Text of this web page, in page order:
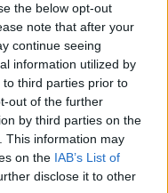
the below opt-out
note that after your
continue seeing
information utilized by
third parties prior to
out of the further
by third parties on the
This information may
on the IAB’s List of
disclose it to other